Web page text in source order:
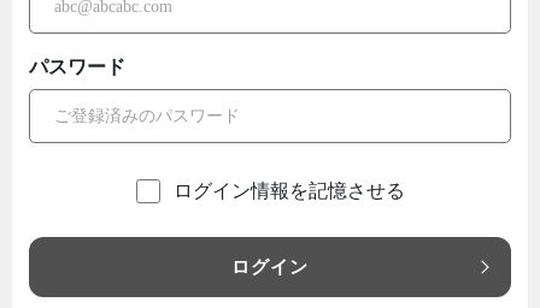
パスワード
ログイン情報を記憶させる
ログイン